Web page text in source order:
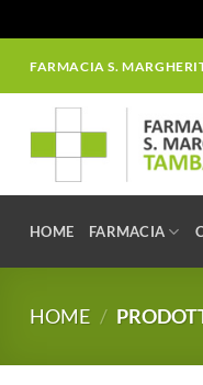
contenuti
FARMACIA S.
HOME FARMACIA
HOME /